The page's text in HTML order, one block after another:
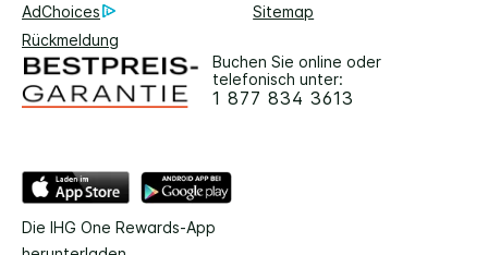
AdChoices
Sitemap
Rückmeldung
Buchen Sie online oder
telefonisch unter:
1 877 834 3613
Die IHG One Rewards-App